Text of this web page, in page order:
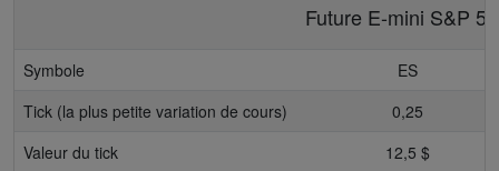
Future E-mini S&P
Symbole
ES
Tick (la plus petite variation de cours)
0,25
Valeur du tick
12,5 $